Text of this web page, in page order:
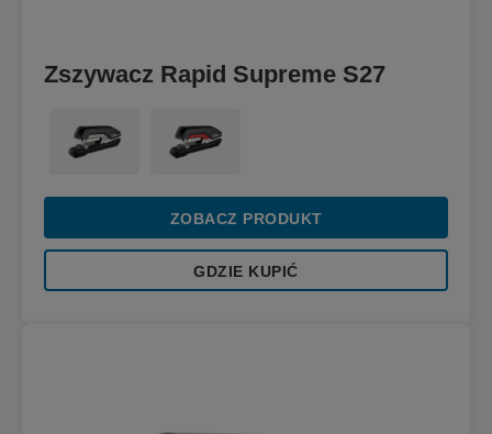
Zszywacz Rapid Supreme S27
ZOBACZ PRODUKT
GDZIE KUPIĆ